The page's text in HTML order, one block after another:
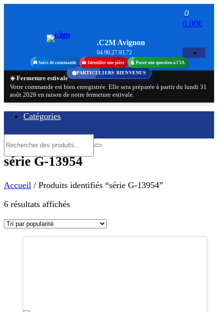
.C2M Avignon
04.90.27.93.72
0
0.00€
🚚 Suivi de commande 📸 Identifier une pièce 🤖 Poser une question à l'IA
☀️ Fermeture estivale
Votre commande est bien enregistrée. Elle sera préparée à partir du lundi 31
août 2026 en raison de notre fermeture estivale.
Catégories
série G-13954
Accueil / Produits identifiés “série G-13954”
6 résultats affichésTrié
popularité
PARTICULIERS BIENVENUS